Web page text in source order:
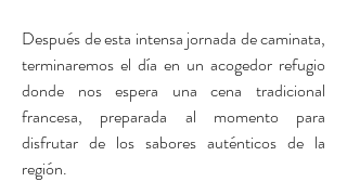
Después de esta intensa jornada de caminata,
terminaremos el día en un acogedor refugio
donde nos espera una cena tradicional
francesa, preparada al momento para
disfrutar de los sabores auténticos de la
región.